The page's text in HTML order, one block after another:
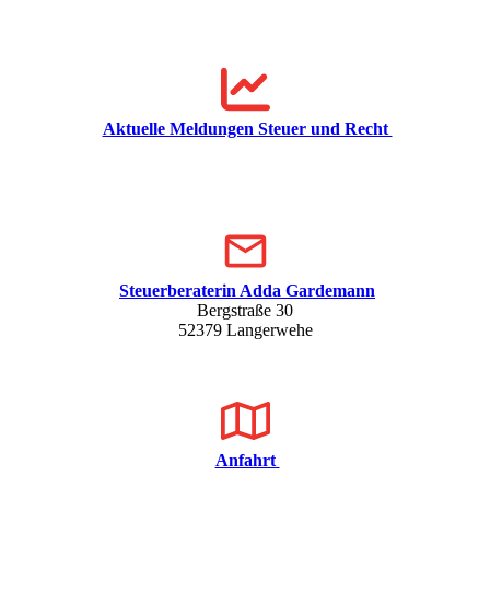
Aktuelle Meldungen Steuer und Recht
Steuerberaterin Adda Gardemann
Bergstraße 30
52379 Langerwehe
Anfahrt